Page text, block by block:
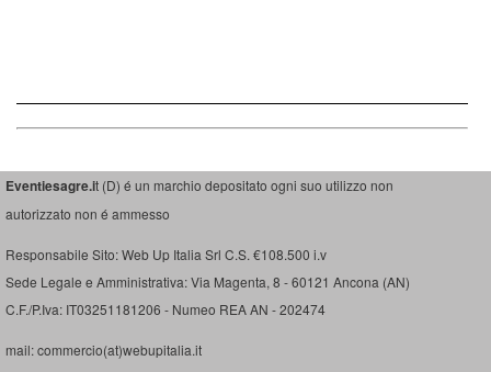
Eventiesagre.it (D) é un marchio depositato ogni suo utilizzo non
autorizzato non é ammesso
Responsabile Sito: Web Up Italia Srl C.S. €108.500 i.v
Sede Legale e Amministrativa: Via Magenta, 8 - 60121 Ancona (AN)
C.F./P.Iva: IT03251181206 - Numeo REA AN - 202474
mail: commercio(at)webupitalia.it